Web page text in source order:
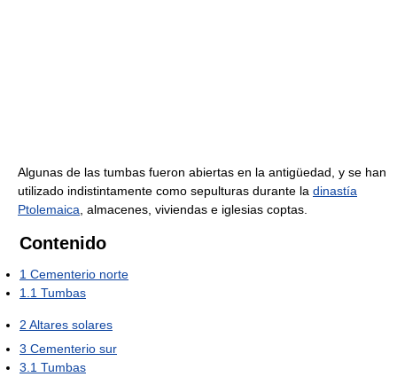
Algunas de las tumbas fueron abiertas en la antigüedad, y se han
utilizado indistintamente como sepulturas durante la dinastía
Ptolemaica , almacenes, viviendas e iglesias coptas.
Contenido
1 Cementerio norte
1.1 Tumbas
2 Altares solares
3 Cementerio sur
3.1 Tumbas